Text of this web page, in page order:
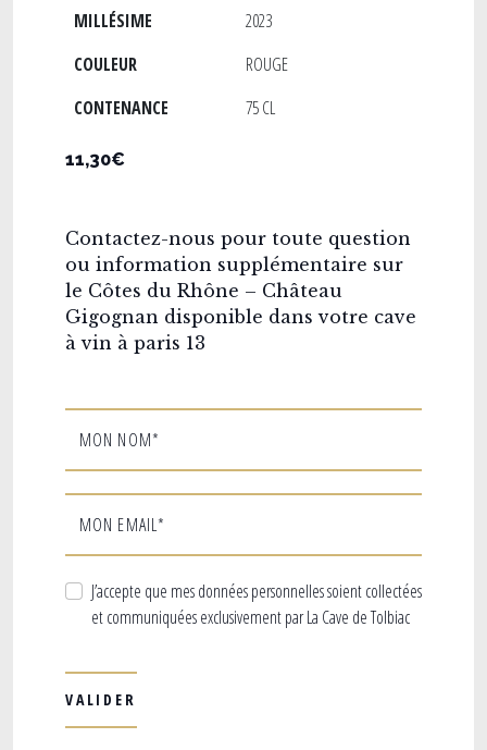
MILLÉSIME
2023
COULEUR
ROUGE
CONTENANCE
75 CL
11,30€
Contactez-nous pour toute question
ou information supplémentaire sur
le Côtes du Rhône – Château
Gigognan disponible dans votre cave
à vin à paris 13
MON NOM*
MON EMAIL*
J’accepte que mes données personnelles soient collectées
et communiquées exclusivement par La Cave de Tolbiac